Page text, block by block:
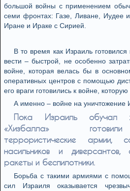
большой войны с применением
семи фронтах: Газе, Ливане, Иудее
Иране и Ираке с Сирией.
В то время как Израиль
вести – быстрой, не особенно
войне, которая велась бы в
оперативных центров с помощью
его враги готовились к войне,
А именно – войне на уничтожение
Пока Израиль обучал
«Хизбалла»
террористические армии,
насильников и диверсантов,
ракеты и беспилотники.
Борьба с такими армиями с
сил Израиля оказывается